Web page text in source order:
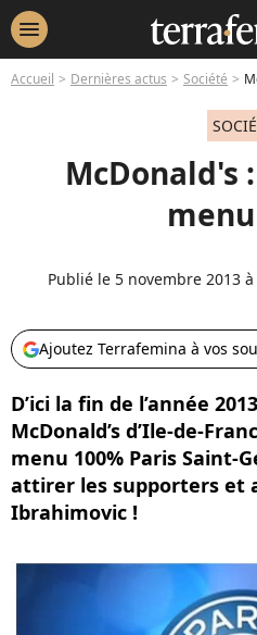
menu
Accueil Dernières actus Société
McDonald's
menu
Publié le 5 novembre 2013 à
Ajoutez Terrafemina à vos
D’ici la fin de l’année
McDonald’s d’Ile-de-
menu 100% Paris Saint-
attirer les supporters et
Ibrahimovic !